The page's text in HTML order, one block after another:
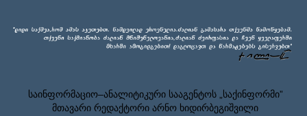
საინფორმაციო–ანალიტიკური სააგენტოს „საქინფორმი”
მთავარი რედაქტორი არნო ხიდირბეგიშვილი